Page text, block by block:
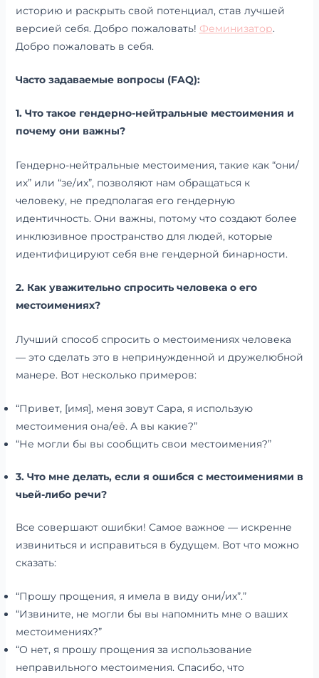
историю и раскрыть свой потенциал, став лучшей
версией себя. Добро пожаловать! Феминизатор.
Добро пожаловать в себя.
Часто задаваемые вопросы (FAQ):
1. Что такое гендерно-нейтральные местоимения и
почему они важны?
Гендерно-нейтральные местоимения, такие как “они/
их” или “зе/их”, позволяют нам обращаться к
человеку, не предполагая его гендерную
идентичность. Они важны, потому что создают более
инклюзивное пространство для людей, которые
идентифицируют себя вне гендерной бинарности.
2. Как уважительно спросить человека о его
местоимениях?
Лучший способ спросить о местоимениях человека
— это сделать это в непринужденной и дружелюбной
манере. Вот несколько примеров:
“Привет, [имя], меня зовут Сара, я использую
местоимения она/её. А вы какие?”
“Не могли бы вы сообщить свои местоимения?”
3. Что мне делать, если я ошибся с местоимениями в
чьей-либо речи?
Все совершают ошибки! Самое важное — искренне
извиниться и исправиться в будущем. Вот что можно
сказать:
“Прошу прощения, я имела в виду они/их”.”
“Извините, не могли бы вы напомнить мне о ваших
местоимениях?”
“О нет, я прошу прощения за использование
неправильного местоимения. Спасибо, что